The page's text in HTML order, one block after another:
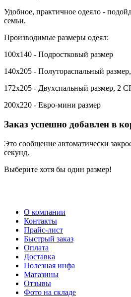
Удобное, практичное одеяло -
семьи.
Производимые размеры одеял:
100х140 - Подростковый размер
140х205 - Полутораспальный
172х205 - Двухспальный размер, 2
200х220 - Евро-мини размер
Заказ успешно добавлен в
Это сообщение автоматически
секунд.
Выберите хотя бы один размер!
О компании
Контакты
Прайс-лист
Быстрый заказ
Оплата
Доставка
Полезная инфа
Магазины
Отзывы
Фото на складе